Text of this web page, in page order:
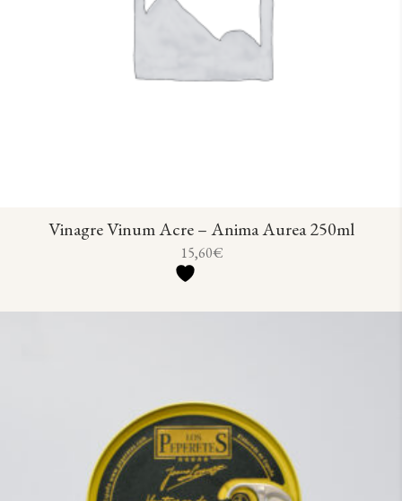
Vinagre Vinum Acre – Anima Aurea 250ml
15,60€